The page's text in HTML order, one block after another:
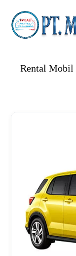
content
Rental Mobil